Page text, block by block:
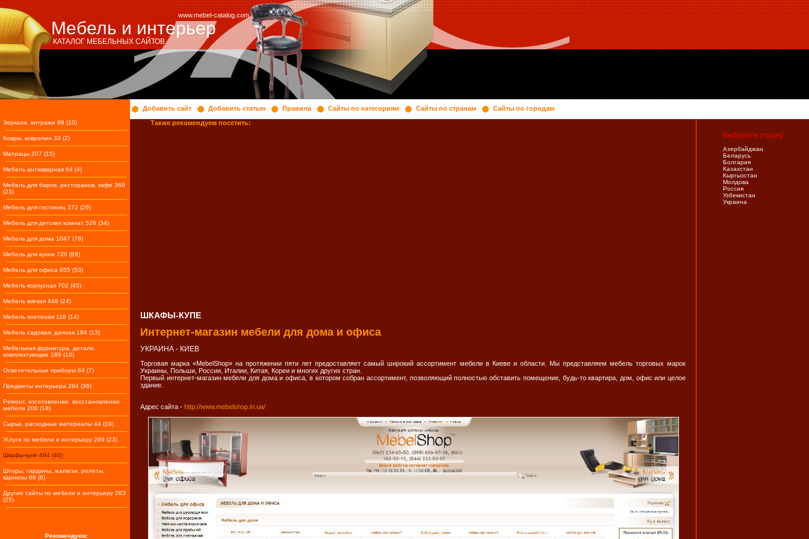
Мебель и интерьер
www.mebel-catalog.com
КАТАЛОГ МЕБЕЛЬНЫХ САЙТОВ
Зеркала, витражи 99 (10)
Ковры, ковролин 33 (2)
Матрацы 207 (15)
Мебель антикварная 64 (4)
Мебель для баров, ресторанов, кафе 369
(23)
Мебель для гостиниц 372 (26)
Мебель для детских комнат 526 (34)
Мебель для дома 1047 (78)
Мебель для кухни 720 (89)
Мебель для офиса 655 (53)
Мебель корпусная 702 (45)
Мебель мягкая 448 (24)
Мебель плетеная 118 (14)
Мебель садовая, дачная 184 (13)
Мебельная фурнитура, детали,
комплектующие 189 (10)
Осветительные приборы 64 (7)
Предметы интерьера 284 (36)
Ремонт, изготовление, восстановление
мебели 200 (18)
Сырье, расходные материалы 44 (10)
Услуги по мебели и интерьеру 289 (23)
Шкафы-купе 494 (40)
Шторы, гардины, жалюзи, ролеты,
карнизы 66 (6)
Другие сайты по мебели и интерьеру 283
(25)
Рекомендуем:
Добавить сайт Добавить статью Правила Сайты по категориям Сайты по странам
Сайты по городам
Также рекомендуем посетить:
ШКАФЫ-КУПЕ
Интернет-магазин мебели для дома и офиса
УКРАИНА - КИЕВ
Торговая марка «MebelShop» на протяжении пяти лет предоставляет самый широкий ассортимент мебели в Киеве и области. Мы представляем мебель торговых марок
Украины, Польши, России, Италии, Китая, Кореи и многих других стран.
Первый интернет-магазин мебели для дома и офиса, в котором собран ассортимент, позволяющий полностью обставить помещение, будь-то квартира, дом, офис или целое
здание.
Адрес сайта - http://www.mebelshop.in.ua/
Выберите страну:
Азербайджан
Беларусь
Болгария
Казахстан
Кыргызстан
Молдова
Россия
Узбекистан
Украина